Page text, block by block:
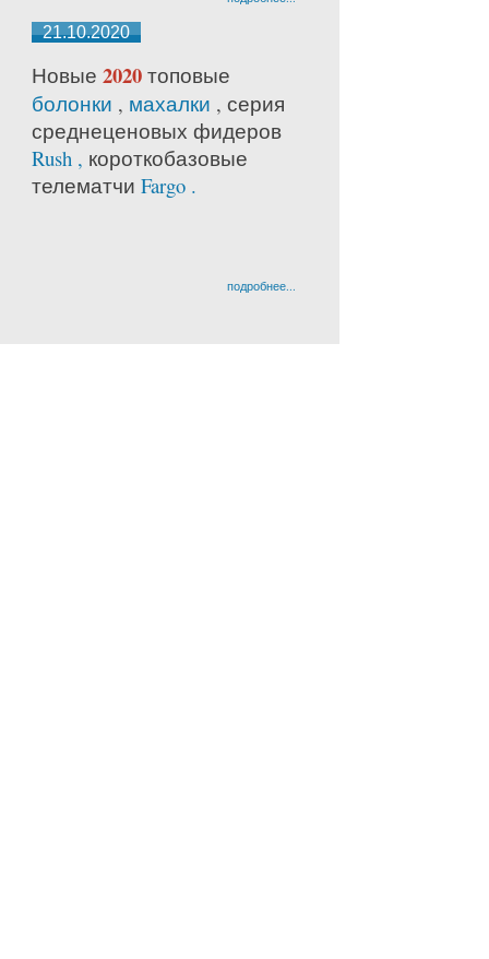
21.10.2020
Новые 2020 топовые
болонки , махалки , серия
среднеценовых фидеров
Rush , короткобазовые
телематчи Fargo .
подробнее...